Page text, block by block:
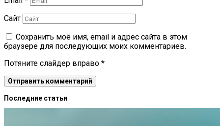
Сайт
Сохранить моё имя, email и адрес сайта в этом
браузере для последующих моих комментариев.
Потяните слайдер вправо *
Последние статьи